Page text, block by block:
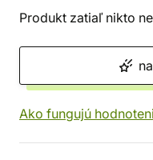
Produkt zatiaľ nikto
Ako fungujú